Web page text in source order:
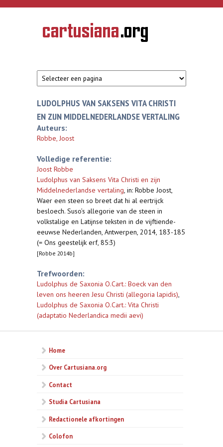
Overslaan en naar de inhoud gaan
CARTUSIANA
Geschiedenis
van de
LUDOLPHUS VAN SAKSENS VITA CHRISTI
EN ZIJN MIDDELNEDERLANDSE VERTALING
Auteurs:
Robbe, Joost
Volledige referentie:
Joost Robbe
Ludolphus van Saksens Vita Christi en zijn
Middelnederlandse vertaling, in: Robbe Joost,
Waer een steen so breet dat hi al eertrijck
besloech. Suso’s allegorie van de steen in
volkstalige en Latijnse teksten in de vijftiende-
eeuwse Nederlanden, Antwerpen, 2014, 183-185
(= Ons geestelijk erf, 85:3)
[Robbe 2014b]
Trefwoorden:
Ludolphus de Saxonia O.Cart.: Boeck van den
leven ons heeren Jesu Christi (allegoria lapidis),
Ludolphus de Saxonia O.Cart.: Vita Christi
(adaptatio Nederlandica medii aevi)
Home
Over Cartusiana.org
Contact
Studia Cartusiana
Redactionele afkortingen
Colofon